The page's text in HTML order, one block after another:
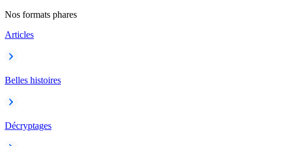
Nos formats phares
Articles
Belles histoires
Décryptages